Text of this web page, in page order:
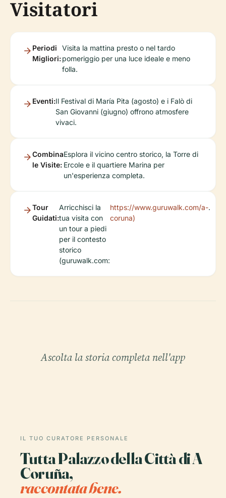
Visitatori
Periodi
Migliori:
Visita la mattina presto o nel tardo
pomeriggio per una luce ideale e meno
folla.
Eventi:Il Festival di María Pita (agosto) e i Falò di
San Giovanni (giugno) offrono atmosfere
vivaci.
Combina
le Visite:
Esplora il vicino centro storico, la Torre di
Ercole e il quartiere Marina per
un'esperienza completa.
Tour
Guidati:
Arricchisci la
tua visita con
un tour a piedi
per il contesto
storico
(guruwalk.com:
https://www.guruwalk.com/a-
coruna)
.
Ascolta la storia completa nell'app
IL TUO CURATORE PERSONALE
Tutta Palazzo della Città di A
Coruña,
raccontata bene.